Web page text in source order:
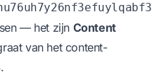
— het zijn Content
van het content-